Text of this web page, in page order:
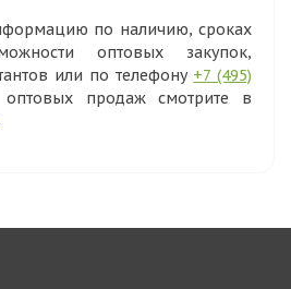
по наличию, сроках
оптовых закупок,
или по телефону +7 (495)
продаж смотрите в